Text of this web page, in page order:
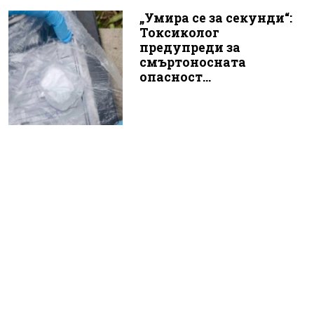
„Умира се за секунди“:
Токсиколог
предупреди за
смъртоносната
опасност...